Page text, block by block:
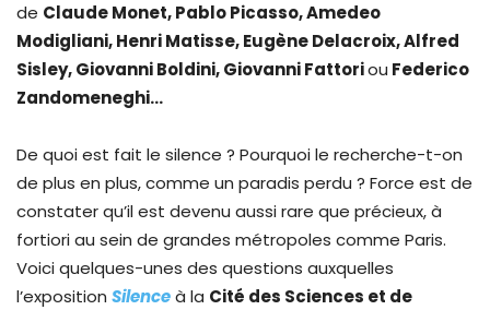
de Claude Monet, Pablo Picasso, Amedeo
Modigliani, Henri Matisse, Eugène Delacroix, Alfred
Sisley, Giovanni Boldini, Giovanni Fattoriou Federico
Zandomeneghi…
De quoi est fait le silence ? Pourquoi le recherche-t-on
de plus en plus, comme un paradis perdu ? Force est de
constater qu’il est devenu aussi rare que précieux, à
fortiori au sein de grandes métropoles comme Paris.
Voici quelques-unes des questions auxquelles
l’exposition Silenceà la Cité des Sciences et de